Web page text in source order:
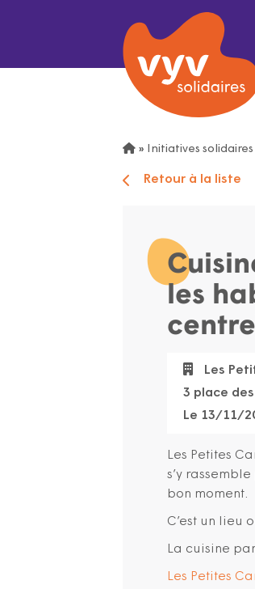
» Initiatives solidaires
Retour à la liste
les
Les
3 place
Le 13/11/
Les Petites
s’y
bon moment.
C’est un lieu
La cuisine
Les Petites